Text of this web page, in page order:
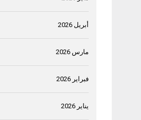
أبريل 2026
مارس 2026
فبراير 2026
يناير 2026